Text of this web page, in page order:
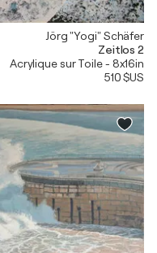
Jörg "Yogi" Schäfer
Zeitlos 2
Acrylique sur Toile - 8x16in
510 $US